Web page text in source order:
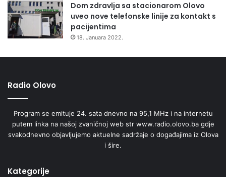
Dom zdravlja sa stacionarom Olovo
uveo nove telefonske linije za kontakt s
pacijentima
18. Januara 2022.
Radio Olovo
Program se emituje 24. sata dnevno na 95,1 MHz i na internetu
putem linka na našoj zvaničnoj web str www.radio.olovo.ba gdje
svakodnevno objavljujemo aktuelne sadržaje o događajima iz Olova
i šire.
Kategorije